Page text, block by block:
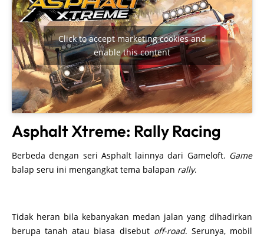
Click to accept marketing cookies and
enable this content
Asphalt Xtreme: Rally Racing
Berbeda dengan seri Asphalt lainnya dari Gameloft. Game
balap seru ini mengangkat tema balapan rally.
Tidak heran bila kebanyakan medan jalan yang dihadirkan
berupa tanah atau biasa disebut off-road. Serunya, mobil